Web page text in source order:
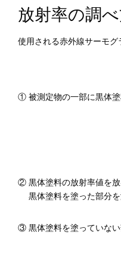
放射率の調
使用される赤外線サーモ
① 被測定物の一部に黒体
② 黒体塗料の放射率値を放
黒体塗料を塗った部分を
③ 黒体塗料を塗っていな